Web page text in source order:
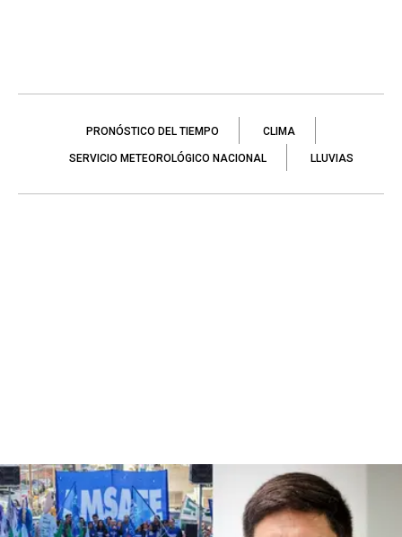
PRONÓSTICO DEL TIEMPO CLIMA
SERVICIO METEOROLÓGICO NACIONAL LLUVIAS